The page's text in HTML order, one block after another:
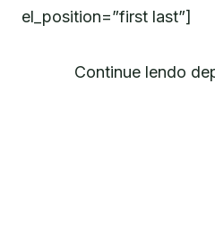
el_position=”first last”]
Continue lendo